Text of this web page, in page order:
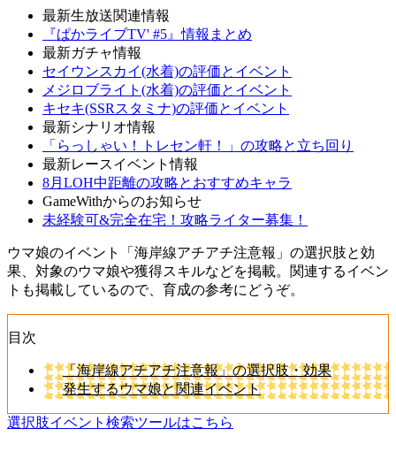
最新生放送関連情報
『ぱかライブTV' #5』情報まとめ
最新ガチャ情報
セイウンスカイ(水着)の評価とイベント
メジロブライト(水着)の評価とイベント
キセキ(SSRスタミナ)の評価とイベント
最新シナリオ情報
「らっしゃい！トレセン軒！」の攻略と立ち回り
最新レースイベント情報
8月LOH中距離の攻略とおすすめキャラ
GameWithからのお知らせ
未経験可&完全在宅！攻略ライター募集！
ウマ娘のイベント「海岸線アチアチ注意報」の選択肢と効
果、対象のウマ娘や獲得スキルなどを掲載。関連するイベン
トも掲載しているので、育成の参考にどうぞ。
目次
「海岸線アチアチ注意報」の選択肢・効果
発生するウマ娘と関連イベント
選択肢イベント検索ツールはこちら